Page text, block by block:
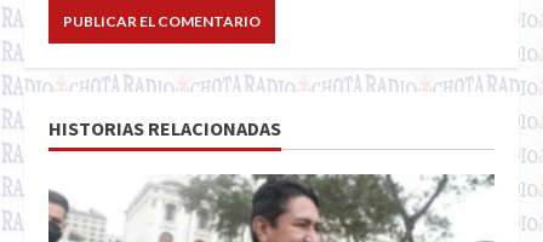
HISTORIAS RELACIONADAS